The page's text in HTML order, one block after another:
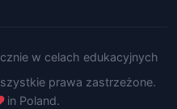
w celach edukacyjnych
prawa zastrzeżone.
in Poland.